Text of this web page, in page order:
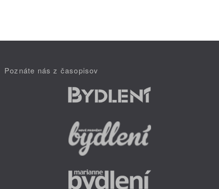
Poznáte nás z časopisov